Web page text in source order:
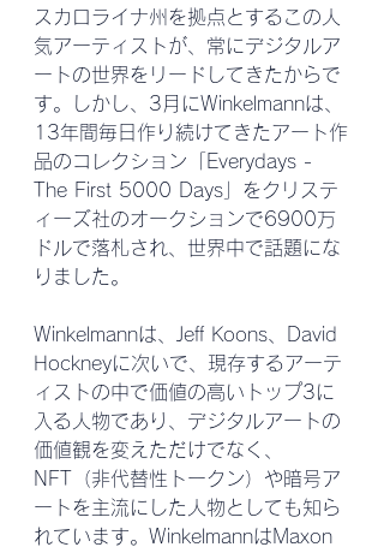
スカロライナ州を拠点とするこの人
気アーティストが、常にデジタルア
ートの世界をリードしてきたからで
す。しかし、3月にWinkelmannは、
13年間毎日作り続けてきたアート作
品のコレクション「Everydays -
The First 5000 Days」をクリステ
ィーズ社のオークションで6900万
ドルで落札され、世界中で話題にな
りました。
Winkelmannは、Jeff Koons、David
Hockneyに次いで、現存するアーテ
ィストの中で価値の高いトップ3に
入る人物であり、デジタルアートの
価値観を変えただけでなく、
NFT（非代替性トークン）や暗号ア
ートを主流にした人物としても知ら
れています。WinkelmannはMaxon